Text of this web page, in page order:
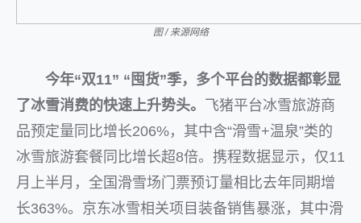
图 / 来源网络
今年“双11” “囤货”季，多个平台的数据都彰显
了冰雪消费的快速上升势头。
飞猪平台冰雪旅游商
品预定量同比增长206%，其中含“滑雪+温泉”类的
冰雪旅游套餐同比增长超8倍。携程数据显示，仅11
月上半月，全国滑雪场门票预订量相比去年同期增
长363%。京东冰雪相关项目装备销售暴涨，其中滑